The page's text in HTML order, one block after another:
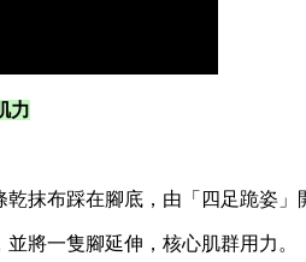
力
乾抹布踩在腳底，由「四足跪姿
並將一隻腳延伸，核心肌群用力。